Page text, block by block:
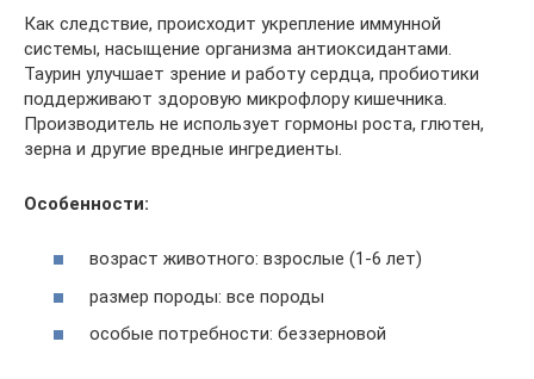
Как следствие, происходит укрепление иммунной
системы, насыщение организма антиоксидантами.
Таурин улучшает зрение и работу сердца, пробиотики
поддерживают здоровую микрофлору кишечника.
Производитель не использует гормоны роста, глютен,
зерна и другие вредные ингредиенты.
Особенности:
возраст животного: взрослые (1-6 лет)
размер породы: все породы
особые потребности: беззерновой